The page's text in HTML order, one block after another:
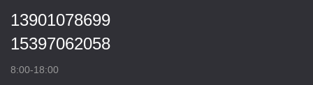
13901078699
15397062058
8:00-18:00